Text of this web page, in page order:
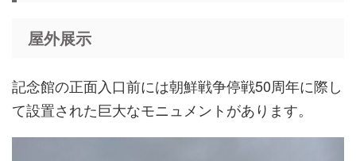
屋外展示
記念館の正面入口前には朝鮮戦争停戦50周年に際し
て設置された巨大なモニュメントがあります。